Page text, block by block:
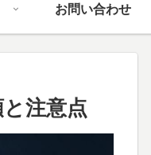
お問い合わせ
注意点